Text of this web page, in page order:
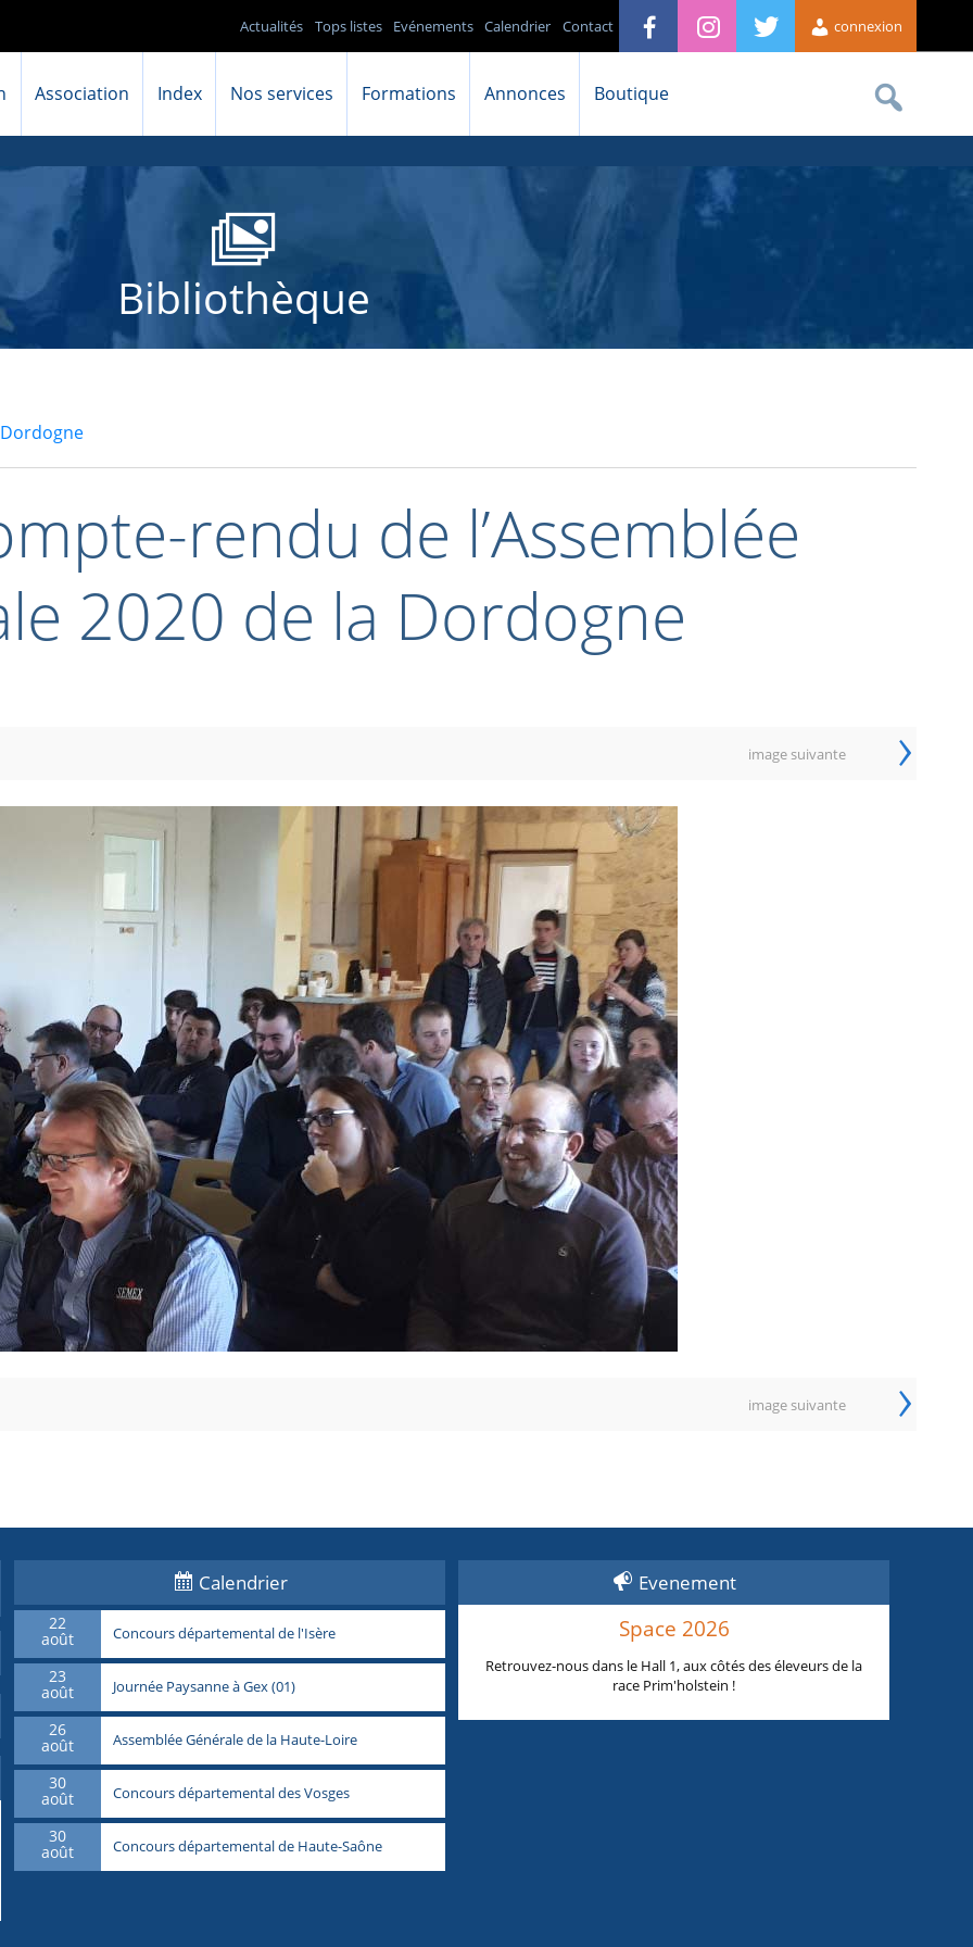
connexion
Contact
Calendrier
Evénements
Tops listes
Actualités
Association Index Nos services Formations Annonces Boutique
Bibliothèque
rendu de l’Assemblée
2020 de la Dordogne
image suivante ›
image suivante ›
Calendrier
22
août Concours départemental de l'Isère
23
août Journée Paysanne à Gex (01)
26
août Assemblée Générale de la Haute-Loire
30
août Concours départemental des Vosges
30
août Concours départemental de Haute-Saône
Evenement
Space 2026
Retrouvez-nous dans le Hall 1, aux côtés des éleveurs de la
race Prim'holstein !